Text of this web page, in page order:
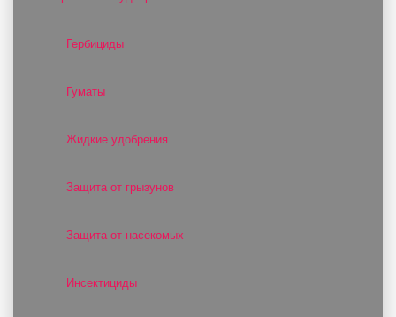
Гербициды
Гуматы
Жидкие удобрения
Защита от грызунов
Защита от насекомых
Инсектициды